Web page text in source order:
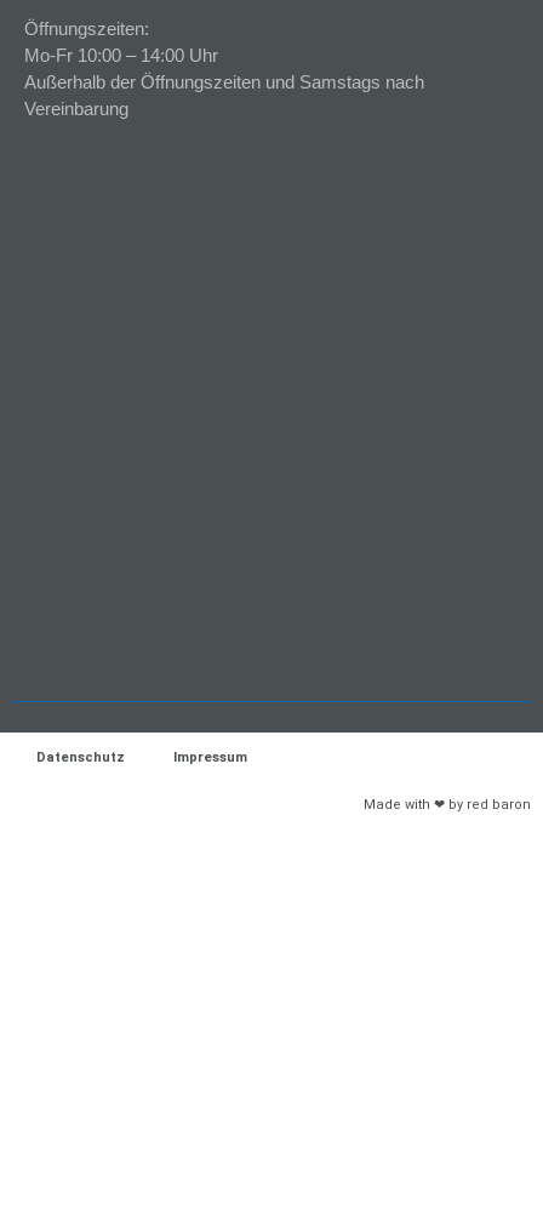
Öffnungszeiten:
Mo-Fr 10:00 – 14:00 Uhr
Außerhalb der Öffnungszeiten und Samstags nach
Vereinbarung
Datenschutz Impressum
Made with ❤ by red baron